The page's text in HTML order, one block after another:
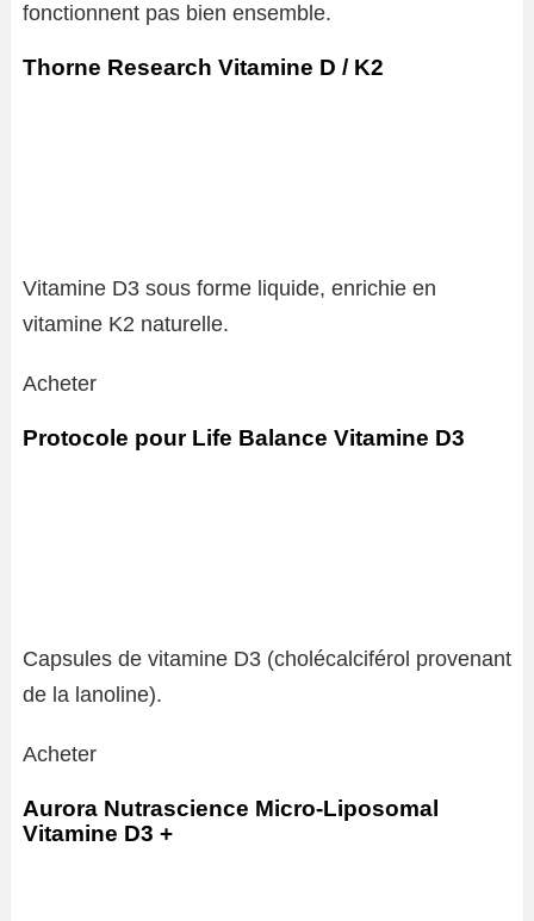
fonctionnent pas bien ensemble.
Thorne Research Vitamine D / K2
Vitamine D3 sous forme liquide, enrichie en
vitamine K2 naturelle.
Acheter
Protocole pour Life Balance Vitamine D3
Capsules de vitamine D3 (cholécalciférol provenant
de la lanoline).
Acheter
Aurora Nutrascience Micro-Liposomal
Vitamine D3 +